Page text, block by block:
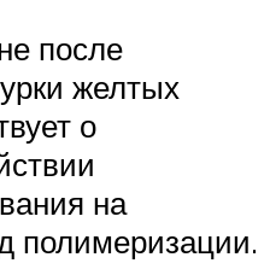
после
желтых
о
на
полимеризации.